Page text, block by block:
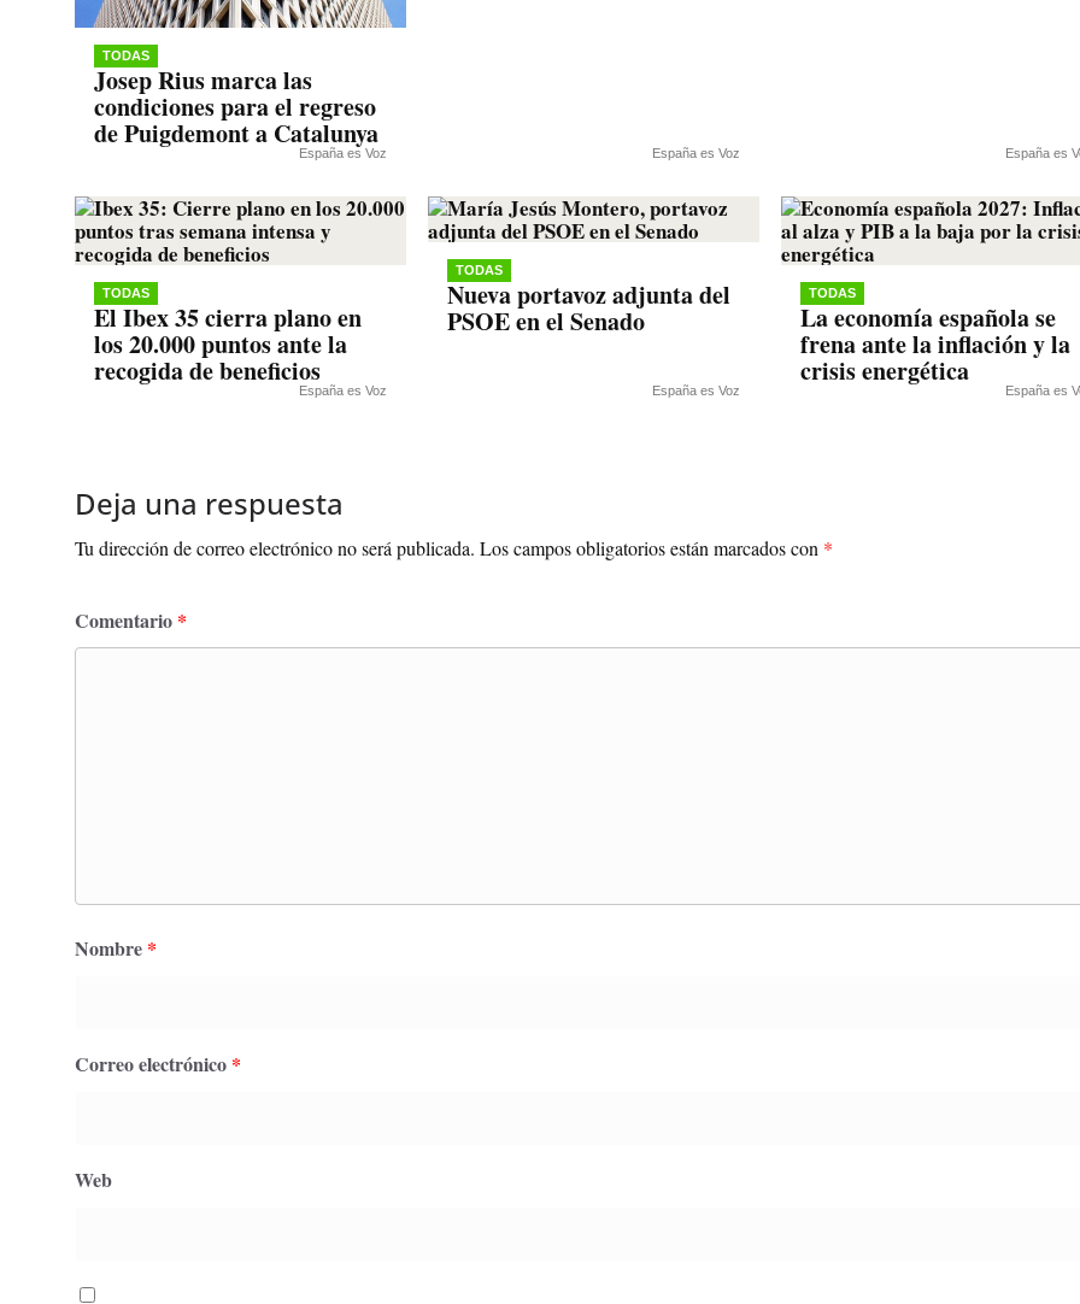
TODAS
Josep Rius marca las
condiciones para el regreso
de Puigdemont a Catalunya
España es Voz España es Voz España es
TODAS
El Ibex 35 cierra plano en
los 20.000 puntos ante la
recogida de beneficios
España es Voz
TODAS
Nueva portavoz adjunta del
PSOE en el Senado
España es Voz
TODAS
La economía española se
frena ante la inflación y la
crisis energética
España es
Deja una respuesta
Tu dirección de correo electrónico no será publicada. Los campos obligatorios están marcados con *
Comentario *
Nombre *
Correo electrónico *
Web